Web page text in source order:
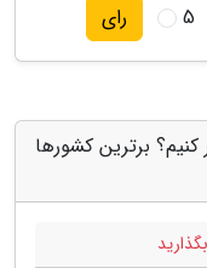
5 رای
برترین کشورها